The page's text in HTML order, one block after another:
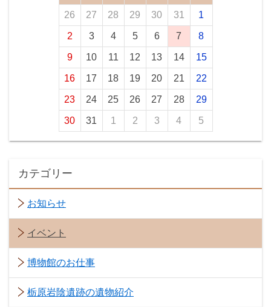
26 27 28 29 30 31 1
2 3 4 5 6 7 8
9 10 11 12 13 14 15
16 17 18 19 20 21 22
23 24 25 26 27 28 29
30 31 1 2 3 4 5
カテゴリー
お知らせ
イベント
博物館のお仕事
栃原岩陰遺跡の遺物紹介